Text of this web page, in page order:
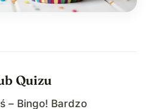
Quizu
– Bingo! Bardzo